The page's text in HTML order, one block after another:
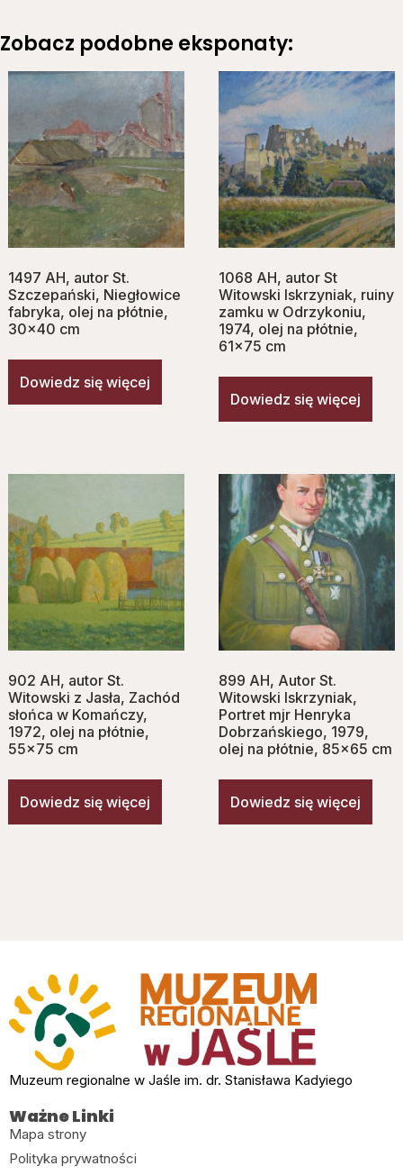
Zobacz podobne eksponaty:
1497 AH, autor St.
Szczepański, Niegłowice
fabryka, olej na płótnie,
30×40 cm
Dowiedz się więcej
1068 AH, autor St
Witowski Iskrzyniak, ruiny
zamku w Odrzykoniu,
1974, olej na płótnie,
61×75 cm
Dowiedz się więcej
902 AH, autor St.
Witowski z Jasła, Zachód
słońca w Komańczy,
1972, olej na płótnie,
55×75 cm
Dowiedz się więcej
899 AH, Autor St.
Witowski Iskrzyniak,
Portret mjr Henryka
Dobrzańskiego, 1979,
olej na płótnie, 85×65 cm
Dowiedz się więcej
Muzeum regionalne w Jaśle im. dr. Stanisława Kadyiego
Ważne Linki
Mapa strony
Polityka prywatności